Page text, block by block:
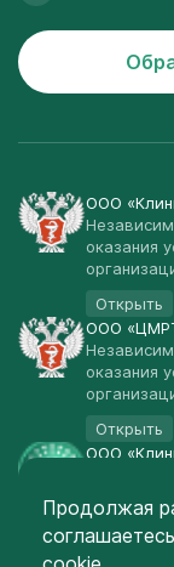
ООО
оказания
Открыть
ООО
оказания
Открыть
ООО
Открыть
© Клиника ЦМД
Продолжая
соглашаетесь